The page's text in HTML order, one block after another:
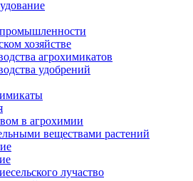
хозяйстве
агрохимикатов
удобрений
в агрохимии
веществами растений
лучаство